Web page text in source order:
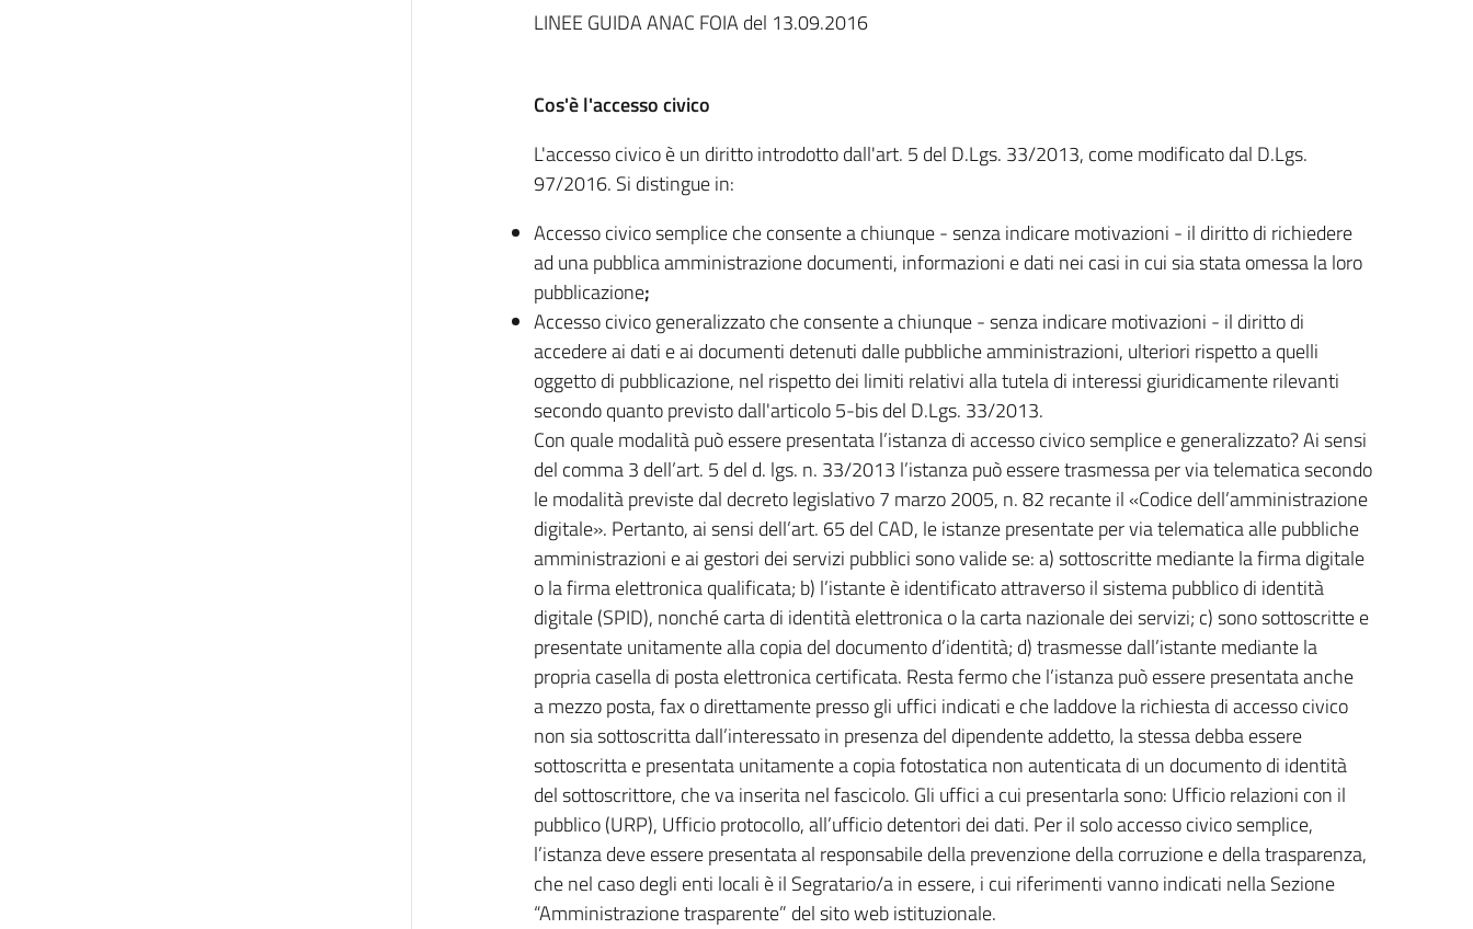
LINEE GUIDA ANAC FOIA del 13.09.2016
Cos'è l'accesso civico
L'accesso civico è un diritto introdotto dall'art. 5 del D.Lgs. 33/2013, come modificato dal D.Lgs.
97/2016. Si distingue in:
Accesso civico semplice che consente a chiunque - senza indicare motivazioni - il diritto di richiedere
ad una pubblica amministrazione documenti, informazioni e dati nei casi in cui sia stata omessa la loro
pubblicazione;
Accesso civico generalizzato che consente a chiunque - senza indicare motivazioni - il diritto di
accedere ai dati e ai documenti detenuti dalle pubbliche amministrazioni, ulteriori rispetto a quelli
oggetto di pubblicazione, nel rispetto dei limiti relativi alla tutela di interessi giuridicamente rilevanti
secondo quanto previsto dall'articolo 5-bis del D.Lgs. 33/2013.
Con quale modalità può essere presentata l’istanza di accesso civico semplice e generalizzato? Ai sensi
del comma 3 dell’art. 5 del d. lgs. n. 33/2013 l’istanza può essere trasmessa per via telematica secondo
le modalità previste dal decreto legislativo 7 marzo 2005, n. 82 recante il «Codice dell’amministrazione
digitale». Pertanto, ai sensi dell’art. 65 del CAD, le istanze presentate per via telematica alle pubbliche
amministrazioni e ai gestori dei servizi pubblici sono valide se: a) sottoscritte mediante la firma digitale
o la firma elettronica qualificata; b) l’istante è identificato attraverso il sistema pubblico di identità
digitale (SPID), nonché carta di identità elettronica o la carta nazionale dei servizi; c) sono sottoscritte e
presentate unitamente alla copia del documento d’identità; d) trasmesse dall’istante mediante la
propria casella di posta elettronica certificata. Resta fermo che l’istanza può essere presentata anche
a mezzo posta, fax o direttamente presso gli uffici indicati e che laddove la richiesta di accesso civico
non sia sottoscritta dall’interessato in presenza del dipendente addetto, la stessa debba essere
sottoscritta e presentata unitamente a copia fotostatica non autenticata di un documento di identità
del sottoscrittore, che va inserita nel fascicolo. Gli uffici a cui presentarla sono: Ufficio relazioni con il
pubblico (URP), Ufficio protocollo, all’ufficio detentori dei dati. Per il solo accesso civico semplice,
l’istanza deve essere presentata al responsabile della prevenzione della corruzione e della trasparenza,
che nel caso degli enti locali è il Segratario/a in essere, i cui riferimenti vanno indicati nella Sezione
“Amministrazione trasparente” del sito web istituzionale.